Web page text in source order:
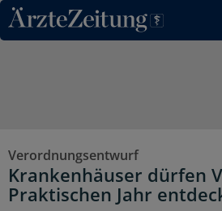
Direkt zum Inhaltsbereich
Verordnungsentwurf
Krankenhäuser dürfen
Praktischen Jahr